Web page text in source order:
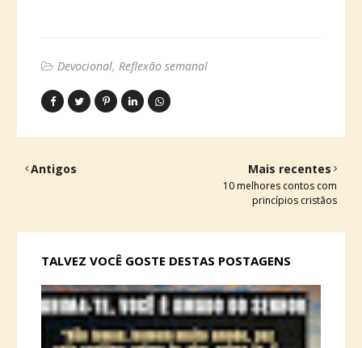
Devocional Reflexão semanal
Mais recentes
10 melhores contos com
princípios cristãos
Antigos
TALVEZ VOCÊ GOSTE DESTAS POSTAGENS